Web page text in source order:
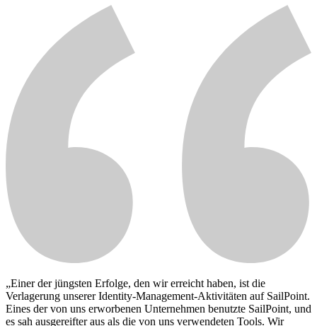
„Einer der jüngsten Erfolge, den wir erreicht haben, ist die
Verlagerung unserer Identity-Management-Aktivitäten auf SailPoint.
Eines der von uns erworbenen Unternehmen benutzte SailPoint, und
es sah ausgereifter aus als die von uns verwendeten Tools. Wir